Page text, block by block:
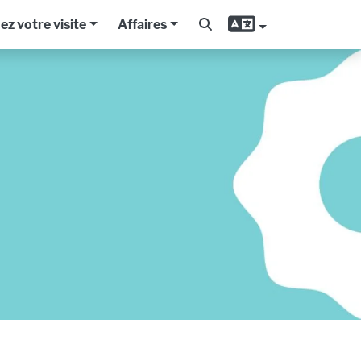
votre visite Affaires